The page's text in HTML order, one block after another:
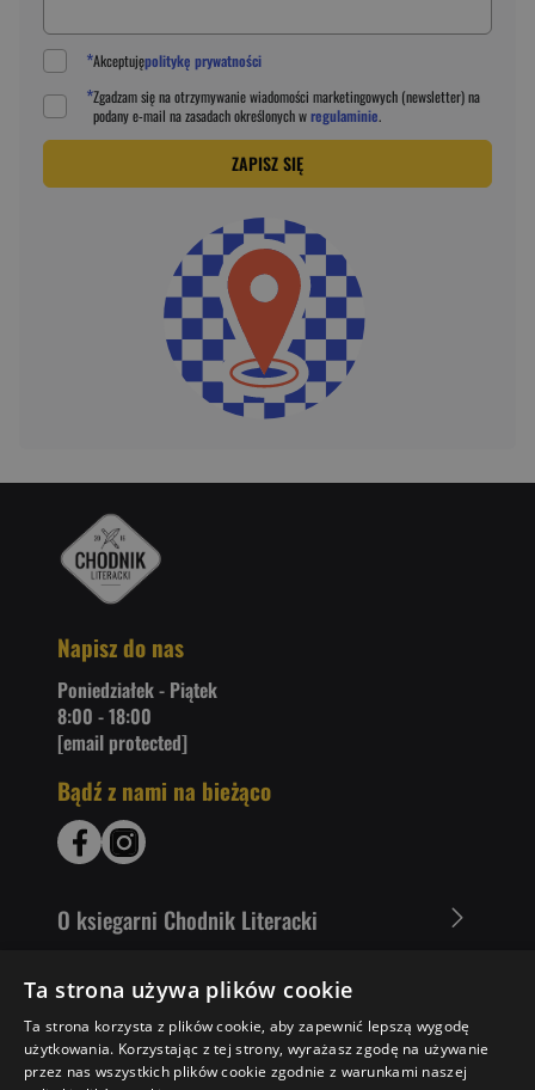
*Akceptujępolitykę prywatności
*Zgadzam się na otrzymywanie wiadomości marketingowych (newsletter) na
podanye-mail na zasadach określonych wregulaminie.
ZAPISZ SIĘ
Napisz do nas
Poniedziałek - Piątek
8:00 - 18:00
[email protected]
Bądź z nami na bieżąco
O ksiegarni Chodnik Literacki
Zakupy u nas
Nasza oferta
Ta strona używa plików cookie
Ta strona korzysta z plików cookie, aby zapewnić lepszą wygodę
użytkowania. Korzystając z tej strony, wyrażasz zgodę na używanie
przez nas wszystkich plików cookie zgodnie z warunkami naszej